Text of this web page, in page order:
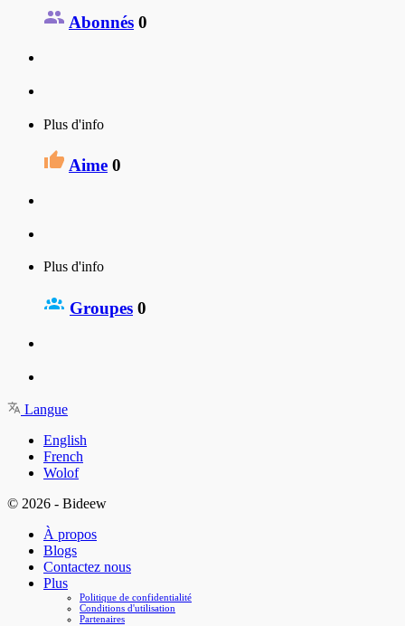
Abonnés 0
Plus d'info
Aime 0
Plus d'info
Groupes 0
Langue
English
French
Wolof
© 2026 - Bideew
À propos
Blogs
Contactez nous
Plus
Politique de confidentialité
Conditions d'utilisation
Partenaires